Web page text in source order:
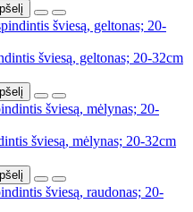
šviesą, geltonas; 20-32cm
šviesą, mėlynas; 20-32cm